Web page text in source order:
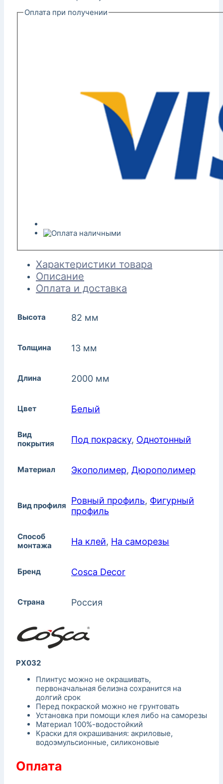
Оплата при получении
Характеристики товара
Описание
Оплата и доставка
Высота 82 мм
Толщина 13 мм
Длина 2000 мм
Цвет Белый
Вид
покрытия
Под покраску, Однотонный
Материал Экополимер, Дюрополимер
Вид профиля Ровный профиль, Фигурный
профиль
Способ
монтажа
На клей, На саморезы
Бренд Cosca Decor
Страна Россия
PX032
Плинтус можно не окрашивать,
первоначальная белизна сохранится на
долгий срок
Перед покраской можно не грунтовать
Установка при помощи клея либо на саморезы
Материал 100%-водостойкий
Краски для окрашивания: акриловые,
водоэмульсионные, силиконовые
Оплата